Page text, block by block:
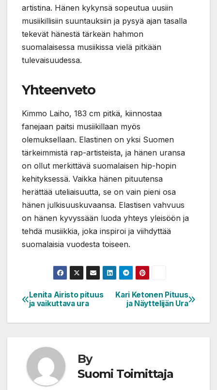
artistina. Hänen kykynsä sopeutua uusiin
musiikillisiin suuntauksiin ja pysyä ajan tasalla
tekevät hänestä tärkeän hahmon
suomalaisessa musiikissa vielä pitkään
tulevaisuudessa.
Yhteenveto
Kimmo Laiho, 183 cm pitkä, kiinnostaa
fanejaan paitsi musiikillaan myös
olemuksellaan. Elastinen on yksi Suomen
tärkeimmistä rap-artisteista, ja hänen uransa
on ollut merkittävä suomalaisen hip-hopin
kehityksessä. Vaikka hänen pituutensa
herättää uteliaisuutta, se on vain pieni osa
hänen julkisuuskuvaansa. Elastisen vahvuus
on hänen kyvyssään luoda yhteys yleisöön ja
tehdä musiikkia, joka inspiroi ja viihdyttää
suomalaisia vuodesta toiseen.
Artikkelien
Kari Ketonen Pituus
ja Näyttelijän Ura
Lenita Airisto pituus
ja vaikuttava ura
By
Suomi Toimittaja